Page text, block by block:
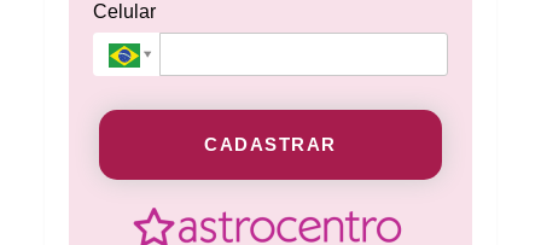
Celular
CADASTRAR